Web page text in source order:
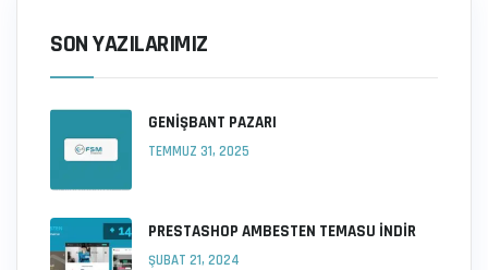
SON YAZILARIMIZ
GENIŞBANT PAZARI
TEMMUZ 31, 2025
PRESTASHOP AMBESTEN TEMASU İNDIR
ŞUBAT 21, 2024